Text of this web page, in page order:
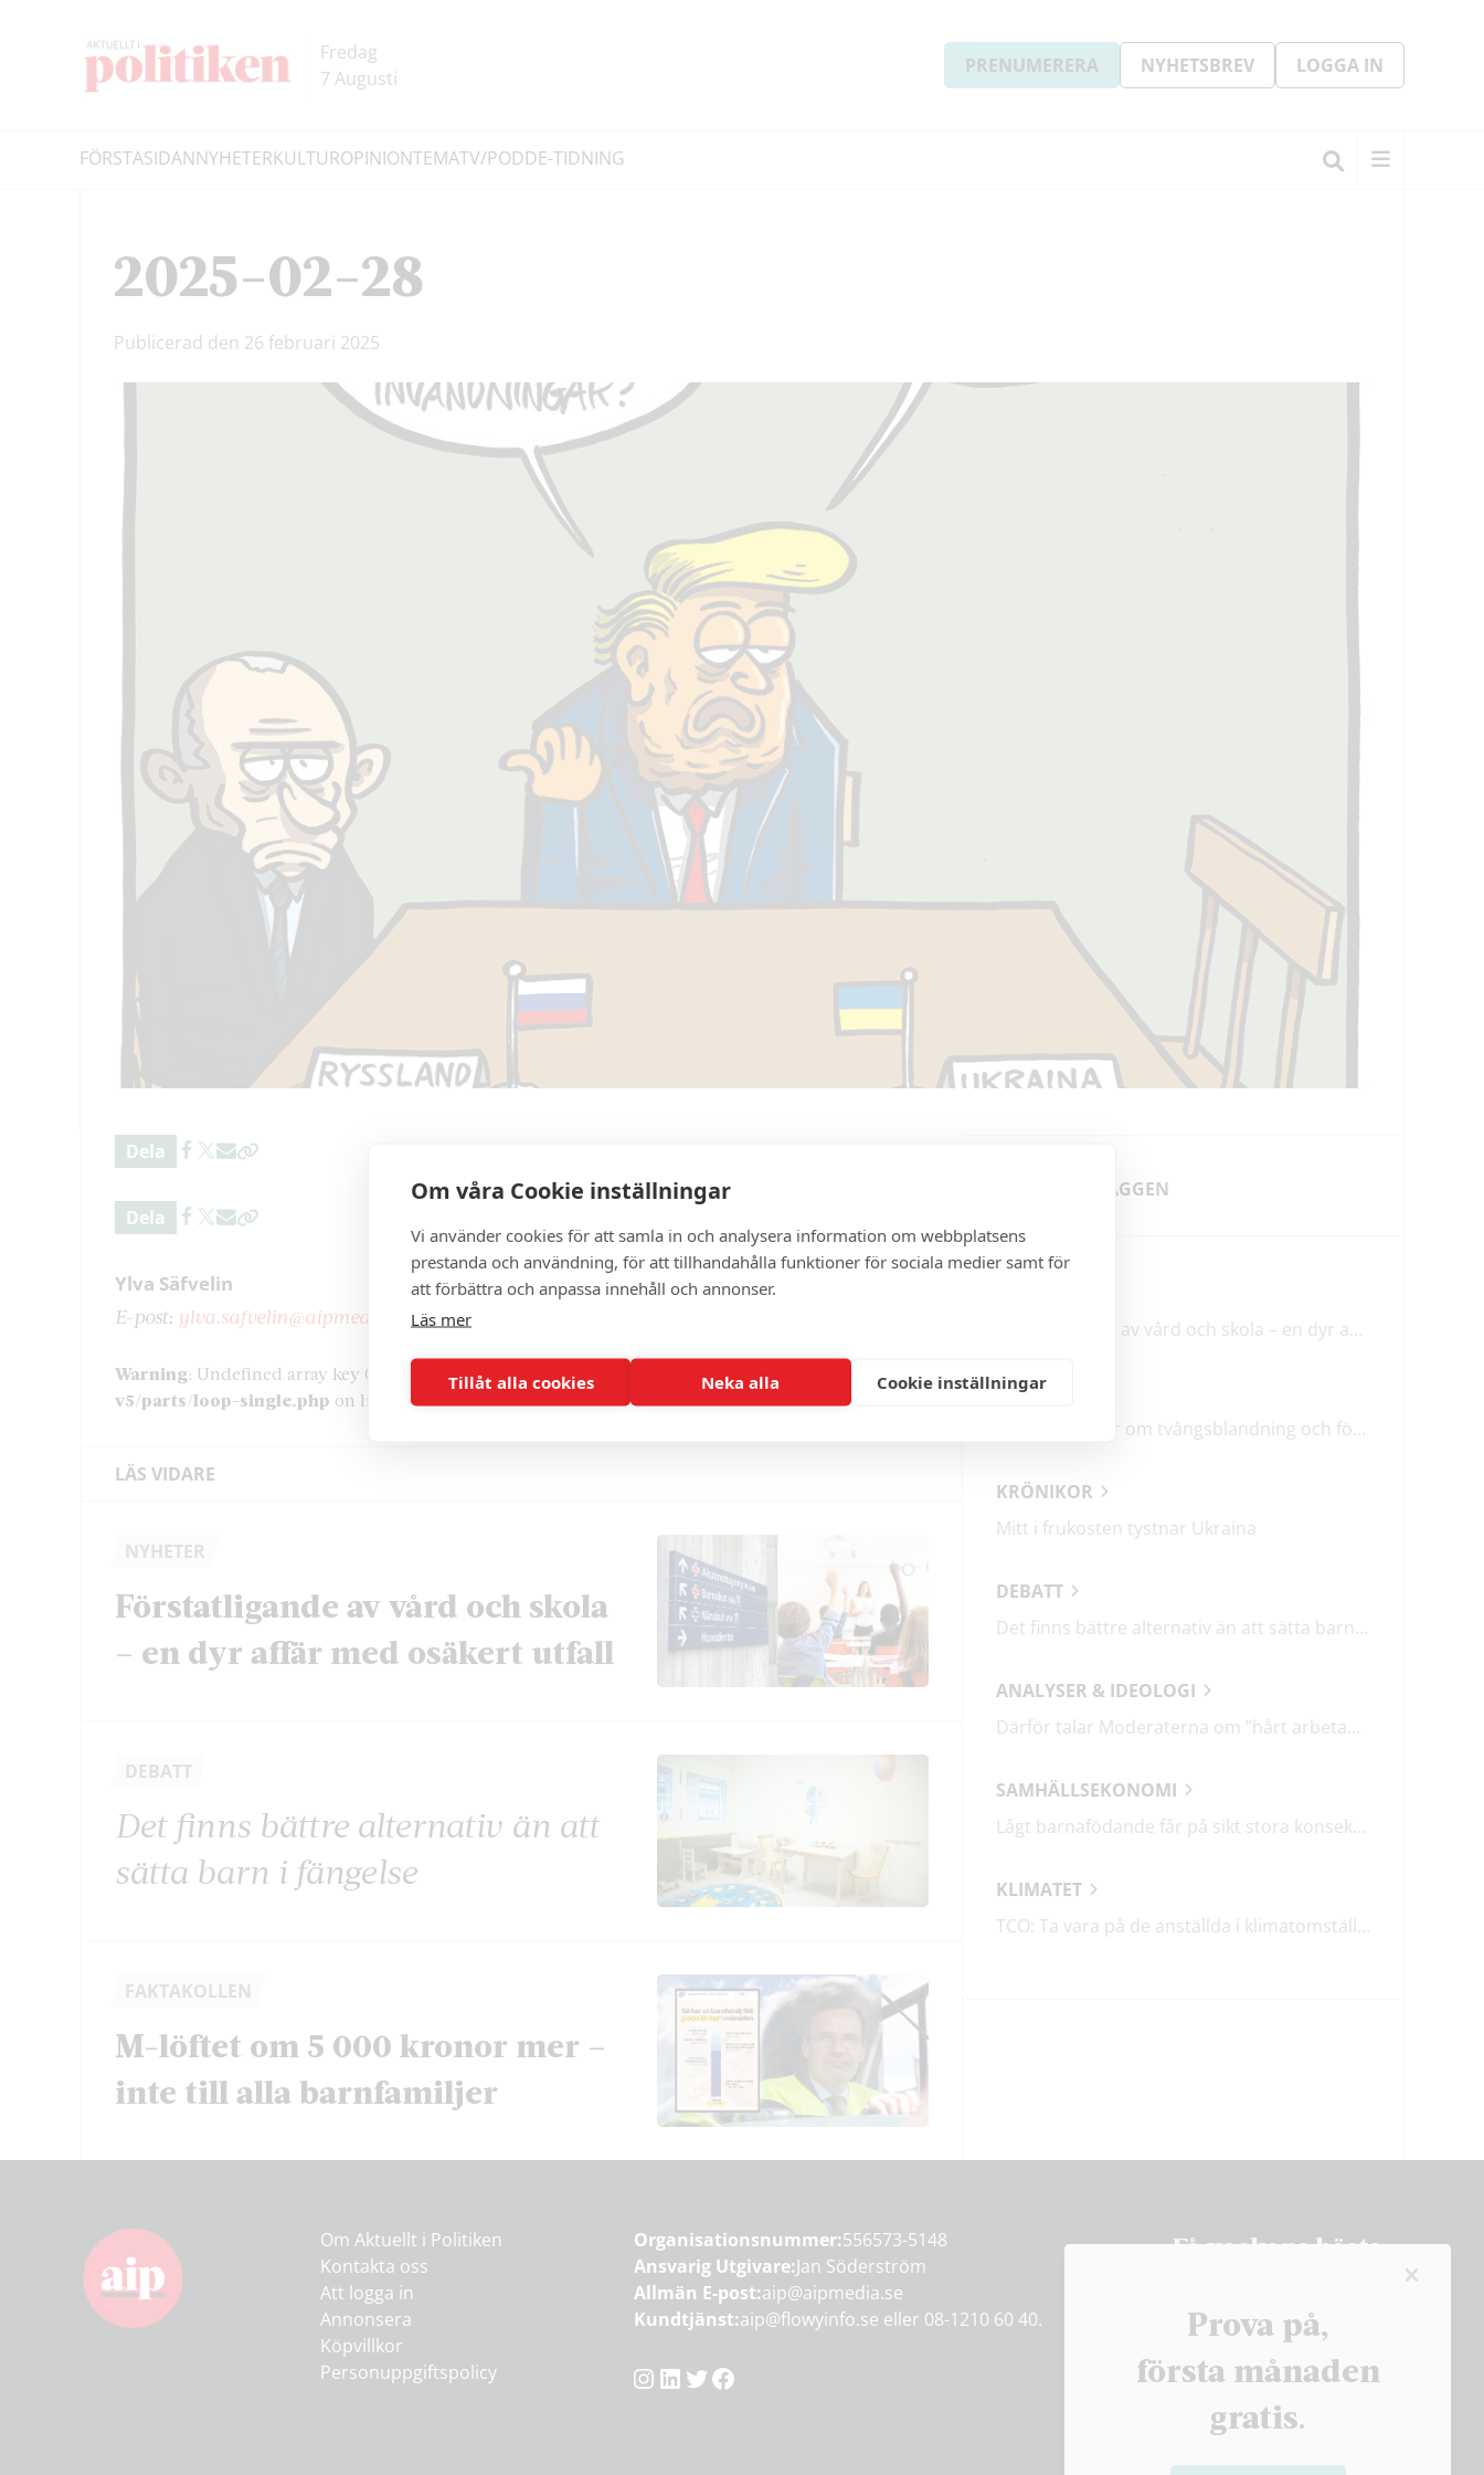
Om våra Cookie inställningar
Vi använder cookies för att samla in och analysera information om webbplatsens
prestanda och användning, för att tillhandahålla funktioner för sociala medier samt för
att förbättra och anpassa innehåll och annonser.
Läs mer
Tillåt alla cookies Neka alla Cookie inställningar
Fredag
7 Augusti
PRENUMERERA NYHETSBREV LOGGA IN
FÖRSTASIDANNYHETERKULTUROPINIONTEMATV/PODDE-TIDNING
Prova på,
första månaden
gratis.
2025-02-28
Publicerad den 26 februari 2025
Dela
Dela
Ylva Säfvelin
E-post: ylva.safvelin@aipmedia.se Telefon:
Warning: Undefined array key 0 in
/home/aipnu/public_html/wp-content/themes/aip-
v5/parts/loop-single.php on line 37
LÄS VIDARE
NYHETER
Förstatligande av vård och skola
– en dyr affär med osäkert utfall
DEBATT
Det finns bättre alternativ än att
sätta barn i fängelse
FAKTAKOLLEN
M-löftet om 5 000 kronor mer –
inte till alla barnfamiljer
SENASTE INLÄGGEN
Förstatligande av vård och skola – en dyr affär med osäkert utfall
LEDARE
M & SD hycklar om tvångsblandning och förvärrar segregationen
KRÖNIKOR
Mitt i frukosten tystnar Ukraina
DEBATT
Det finns bättre alternativ än att sätta barn i fängelse
ANALYSER & IDEOLOGI
Därför talar Moderaterna om ”hårt arbetande människor”
SAMHÄLLSEKONOMI
Lågt barnafödande får på sikt stora konsekvenser
KLIMATET
TCO: Ta vara på de anställda i klimatomställningen
Om Aktuellt i Politiken
Kontakta oss
Att logga in
Annonsera
Köpvillkor
Personuppgiftspolicy
Organisationsnummer:556573-5148
Ansvarig Utgivare:Jan Söderström
Allmän E-post:aip@aipmedia.se
Kundtjänst:aip@flowyinfo.se eller 08-1210 60 40.
Instagram
LinkedIn
Twitter
Facebook
Få veckans bästa
PRENUMERERA